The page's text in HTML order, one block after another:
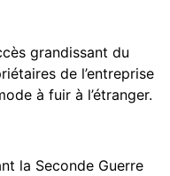
grandissant du
de l’entreprise
à fuir à l’étranger.
la Seconde Guerre